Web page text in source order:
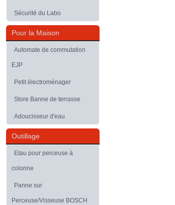
Sécurité du Labo
Pour la Maison
Automate de commutation
EJP
Petit électroménager
Store Banne de terrasse
Adoucisseur d'eau
Outillage
Etau pour perceuse à
colonne
Panne sur
Perceuse/Visseuse BOSCH